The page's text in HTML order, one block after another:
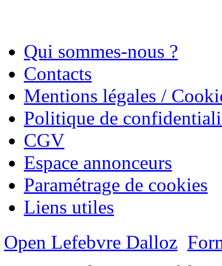
Qui sommes-nous ?
Contacts
Mentions légales /
Politique de
CGV
Espace annonceurs
Paramétrage de cookies
Liens utiles
Open Lefebvre Dalloz